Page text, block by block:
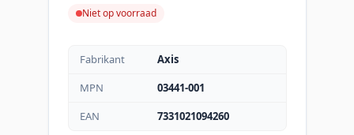
Niet op voorraad
Fabrikant
Axis
MPN
03441-001
EAN
7331021094260